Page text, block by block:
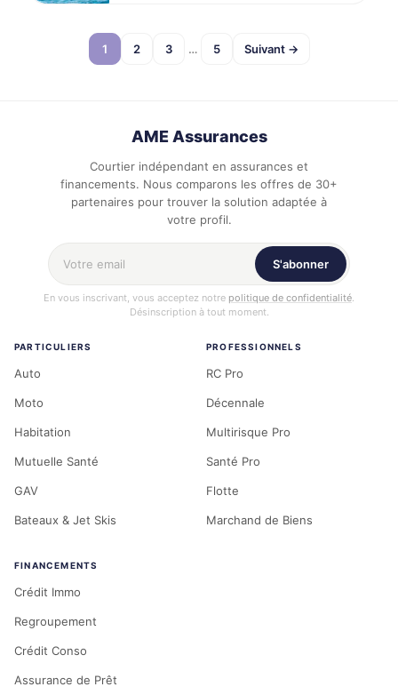
Pagination
1 2 3 … 5 Suivant →
AME Assurances
Courtier indépendant en assurances et
financements. Nous comparons les offres de 30+
partenaires pour trouver la solution adaptée à
votre profil.
Votre adresse email
S'abonner
En vous inscrivant, vous acceptez notre politique de confidentialité.
Désinscription à tout moment.
PARTICULIERS
Auto
Moto
Habitation
Mutuelle Santé
GAV
Bateaux & Jet Skis
PROFESSIONNELS
RC Pro
Décennale
Multirisque Pro
Santé Pro
Flotte
Marchand de Biens
FINANCEMENTS
Crédit Immo
Regroupement
Crédit Conso
Assurance de Prêt